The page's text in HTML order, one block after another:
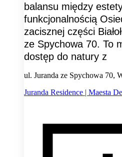
balansu między
funkcjonalnością
zacisznej części
ze Spychowa 70. To
dostęp do natury z
ul. Juranda ze Spychowa 70,
Juranda Residence | Maesta